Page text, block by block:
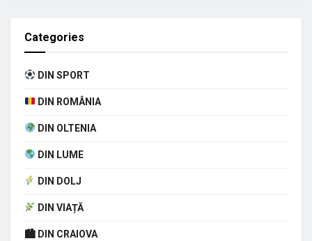
Categories
DIN SPORT
DIN ROMÂNIA
DIN OLTENIA
DIN LUME
DIN DOLJ
DIN VIAȚĂ
🏙 DIN CRAIOVA